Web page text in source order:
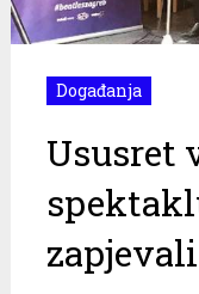
Događanja
Ususret